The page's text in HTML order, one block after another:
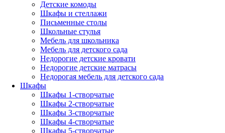
Детские комоды
Шкафы и стеллажи
Письменные столы
Школьные стулья
Мебель для школьника
Мебель для детского сада
Недорогие детские кровати
Недорогие детские матрасы
Недорогая мебель для детского сада
Шкафы
Шкафы 1-створчатые
Шкафы 2-створчатые
Шкафы 3-створчатые
Шкафы 4-створчатые
Шкафы 5-створчатые